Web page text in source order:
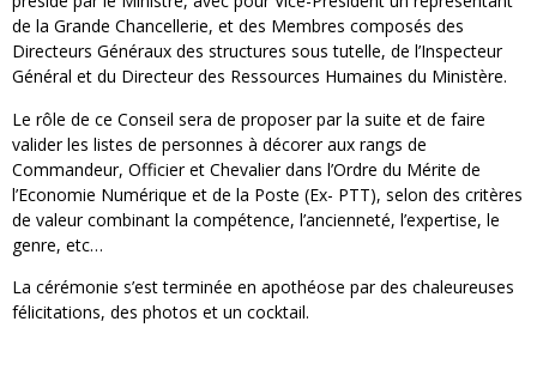
de la Grande Chancellerie, et des Membres composés des
Directeurs Généraux des structures sous tutelle, de l’Inspecteur
Général et du Directeur des Ressources Humaines du Ministère.
Le rôle de ce Conseil sera de proposer par la suite et de faire
valider les listes de personnes à décorer aux rangs de
Commandeur, Officier et Chevalier dans l’Ordre du Mérite de
l’Economie Numérique et de la Poste (Ex- PTT), selon des critères
de valeur combinant la compétence, l’ancienneté, l’expertise, le
genre, etc…
La cérémonie s’est terminée en apothéose par des chaleureuses
félicitations, des photos et un cocktail.